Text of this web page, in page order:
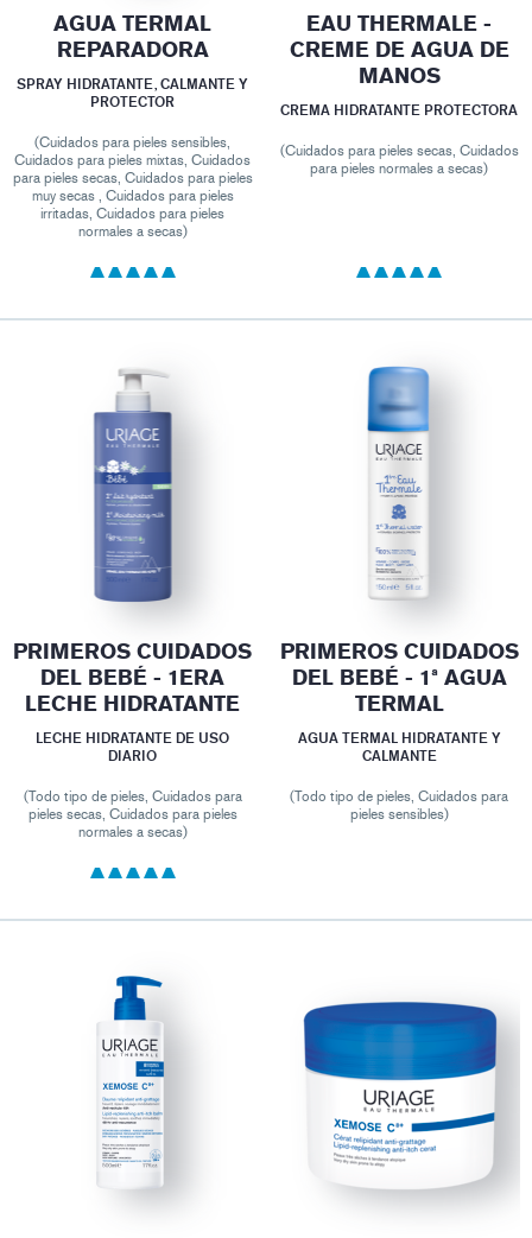
AGUA TERMAL
REPARADORA
SPRAY HIDRATANTE, CALMANTE Y
PROTECTOR
(Cuidados para pieles sensibles,
Cuidados para pieles mixtas, Cuidados
para pieles secas, Cuidados para pieles
muy secas , Cuidados para pieles
irritadas, Cuidados para pieles
normales a secas)
EAU THERMALE -
CREME DE AGUA DE
MANOS
CREMA HIDRATANTE PROTECTORA
(Cuidados para pieles secas, Cuidados
para pieles normales a secas)
PRIMEROS CUIDADOS
DEL BEBÉ - 1ERA
LECHE HIDRATANTE
LECHE HIDRATANTE DE USO
DIARIO
(Todo tipo de pieles, Cuidados para
pieles secas, Cuidados para pieles
normales a secas)
PRIMEROS CUIDADOS
DEL BEBÉ - 1ª AGUA
TERMAL
AGUA TERMAL HIDRATANTE Y
CALMANTE
(Todo tipo de pieles, Cuidados para
pieles sensibles)